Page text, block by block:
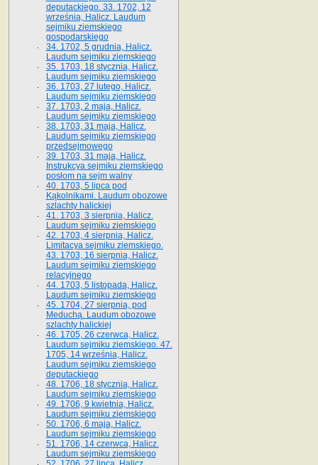
deputackiego. 33. 1702, 12
września, Halicz. Laudum
sejmiku ziemskiego
gospodarskiego
34. 1702, 5 grudnia, Halicz.
Laudum sejmiku ziemskiego
35. 1703, 18 stycznia, Halicz.
Laudum sejmiku ziemskiego
36. 1703, 27 lutego, Halicz.
Laudum sejmiku ziemskiego
37. 1703, 2 maja, Halicz.
Laudum sejmiku ziemskiego
38. 1703, 31 maja, Halicz.
Laudum sejmiku ziemskiego
przedsejmowego
39. 1703, 31 maja, Halicz.
Instrukcya sejmiku ziemskiego
posłom na sejm walny
40. 1703, 5 lipca pod
Kąkolnikami. Laudum obozowe
szlachty halickiej
41­. 1703, 3 sierpnia, Halicz.
Laudum sejmiku ziemskiego
42. 1703, 4 sierpnia, Halicz.
Limitacya sejmiku ziemskiego.
43. 1703, 16 sierpnia, Halicz.
Laudum sejmiku ziemskiego
relacyjnego
44. 1703, 5 listopada, Halicz.
Laudum sejmiku ziemskiego
45. 1704, 27 sierpnia, pod
Meduchą. Laudum obozowe
szlachty halickiej
46. 1705, 26 czerwca, Halicz.
Laudum sejmiku ziemskiego. 47.
1705, 14 września, Halicz.
Laudum sejmiku ziemskiego
deputackiego
48. 1706, 18 stycznia, Halicz.
Laudum sejmiku ziemskiego
49. 1706, 9 kwietnia, Halicz.
Laudum sejmiku ziemskiego
50. 1706, 6 maja, Halicz.
Laudum sejmiku ziemskiego
51. 1706, 14 czerwca, Halicz.
Laudum sejmiku ziemskiego